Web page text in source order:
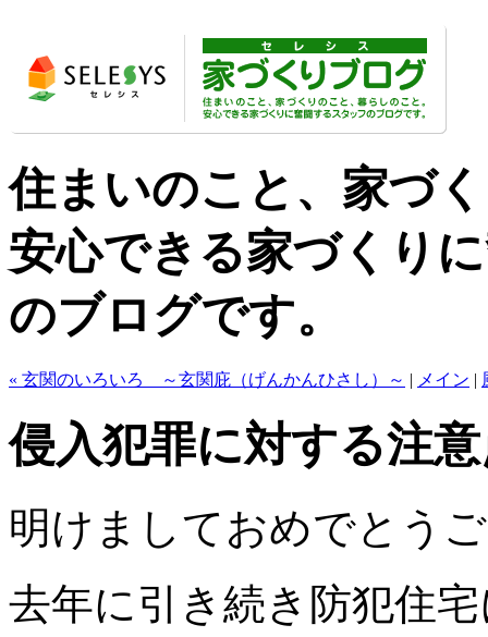
住まいのこと、家づ
安心できる家づくり
のブログです。
« 玄関のいろいろ ～玄関庇（げんかんひさし）～ | メイン |
侵入犯罪に対する注
明けましておめでとう
去年に引き続き防犯住